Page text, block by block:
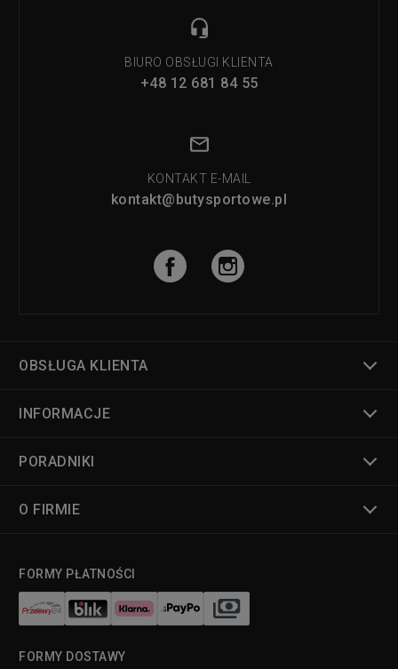
BIURO OBSŁUGI KLIENTA
+48 12 681 84 55
KONTAKT E-MAIL
kontakt@butysportowe.pl
OBSŁUGA KLIENTA
INFORMACJE
PORADNIKI
O FIRMIE
FORMY PŁATNOŚCI
FORMY DOSTAWY